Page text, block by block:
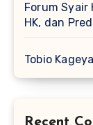
Forum Syair
HK, dan
Tobio